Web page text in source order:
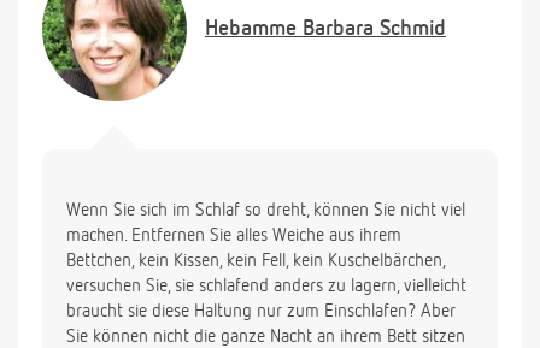
Hebamme Barbara Schmid
Wenn Sie sich im Schlaf so dreht, können Sie nicht viel
machen. Entfernen Sie alles Weiche aus ihrem
Bettchen, kein Kissen, kein Fell, kein Kuschelbärchen,
versuchen Sie, sie schlafend anders zu lagern, vielleicht
braucht sie diese Haltung nur zum Einschlafen? Aber
Sie können nicht die ganze Nacht an ihrem Bett sitzen